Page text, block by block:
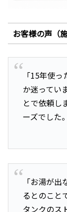
お客様の声（
「15年使
か迷ってい
とで依頼し
ーズでした
「お湯が
るとのこと
タンクのス